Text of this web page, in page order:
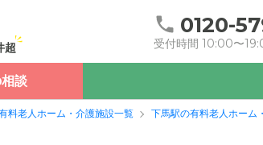
超
0120-
受付時間 10:00〜
談
料老人ホーム・介護施設一覧 下馬駅の有料老人ホーム